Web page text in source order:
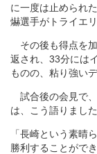
に一度は止められ
爀選手がトライエ
その後も得点を
返され、33分には
ものの、粘り強い
試合後の会見で
は、こう語りました
「長崎という素晴
勝利することがで